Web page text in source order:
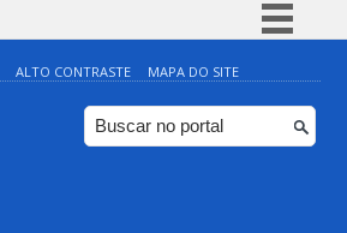
Simplifique!
Comunica BR
Participe
ALTO CONTRASTE MAPA DO SITE